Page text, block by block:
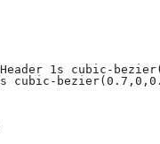
1s cubic-
cubic-